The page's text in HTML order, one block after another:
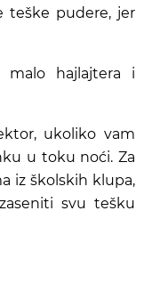
teške pudere, jer
malo hajlajtera i
ukoliko vam
u toku noći. Za
iz školskih klupa,
svu tešku